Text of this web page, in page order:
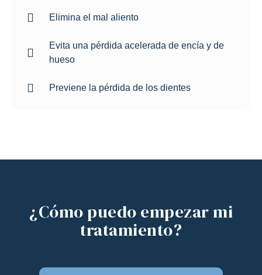
Elimina el mal aliento
Evita una pérdida acelerada de encía y de
hueso
Previene la pérdida de los dientes
¿Cómo puedo empezar mi
tratamiento?